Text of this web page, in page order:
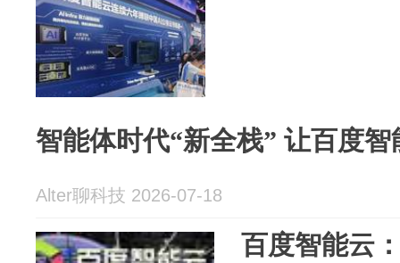
智能体时代“新全栈” 让百度
Alter聊科技 2026-07-18
百度智能云